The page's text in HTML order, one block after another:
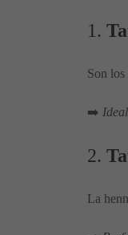
1.
Son
➡️
2.
La